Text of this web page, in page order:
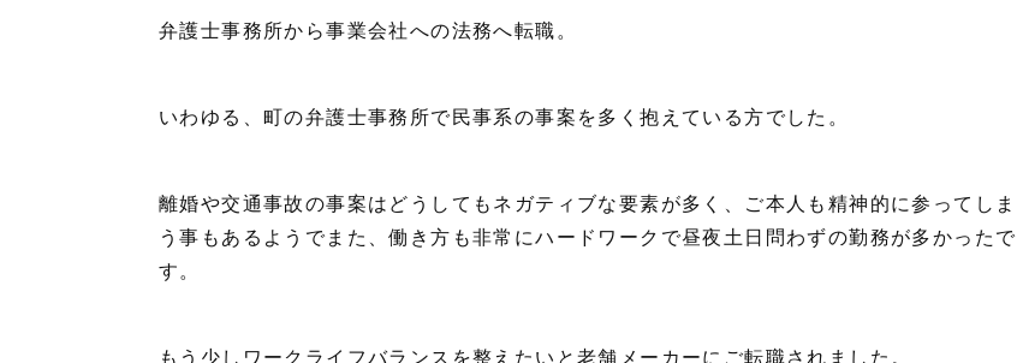
弁護士事務所から事業会社への法務へ転職。
いわゆる、町の弁護士事務所で民事系の事案を多く抱えている方でした。
離婚や交通事故の事案はどうしてもネガティブな要素が多く、ご本人も精神的に参ってしま
う事もあるようでまた、働き方も非常にハードワークで昼夜土日問わずの勤務が多かったで
す。
もう少しワークライフバランスを整えたいと老舗メーカーにご転職されました。